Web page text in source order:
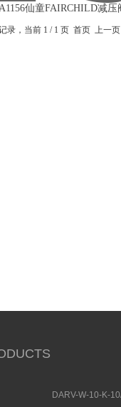
仙童FAIRCHILD减压
录，当前 1 / 1 页 首页 上
DARV-W-10-K-